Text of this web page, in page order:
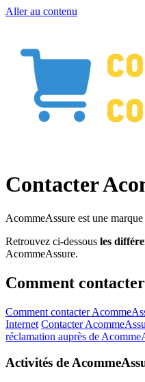
Aller au contenu
Contacter
AcommeAssure est une
Retrouvez ci-dessous les
AcommeAssure.
Comment
Comment contacter
Internet Contacter
réclamation auprès de
Activités de